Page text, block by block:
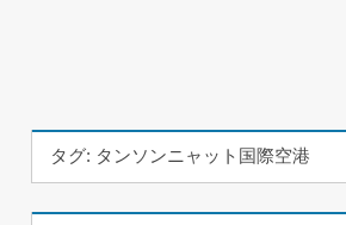
タグ: タンソンニャット国際空港